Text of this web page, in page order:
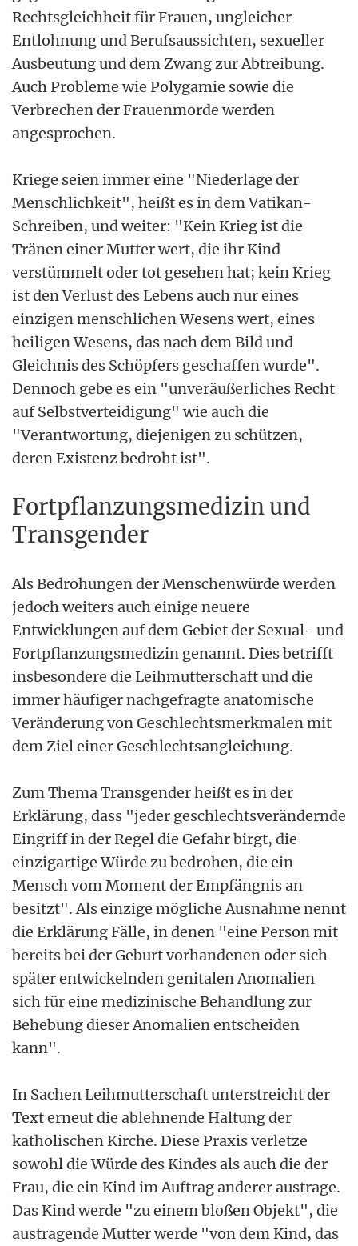
Rechtsgleichheit für Frauen, ungleicher
Entlohnung und Berufsaussichten, sexueller
Ausbeutung und dem Zwang zur Abtreibung.
Auch Probleme wie Polygamie sowie die
Verbrechen der Frauenmorde werden
angesprochen.
Kriege seien immer eine "Niederlage der
Menschlichkeit", heißt es in dem Vatikan-
Schreiben, und weiter: "Kein Krieg ist die
Tränen einer Mutter wert, die ihr Kind
verstümmelt oder tot gesehen hat; kein Krieg
ist den Verlust des Lebens auch nur eines
einzigen menschlichen Wesens wert, eines
heiligen Wesens, das nach dem Bild und
Gleichnis des Schöpfers geschaffen wurde".
Dennoch gebe es ein "unveräußerliches Recht
auf Selbstverteidigung" wie auch die
"Verantwortung, diejenigen zu schützen,
deren Existenz bedroht ist".
Fortpflanzungsmedizin und
Transgender
Als Bedrohungen der Menschenwürde werden
jedoch weiters auch einige neuere
Entwicklungen auf dem Gebiet der Sexual- und
Fortpflanzungsmedizin genannt. Dies betrifft
insbesondere die Leihmutterschaft und die
immer häufiger nachgefragte anatomische
Veränderung von Geschlechtsmerkmalen mit
dem Ziel einer Geschlechtsangleichung.
Zum Thema Transgender heißt es in der
Erklärung, dass "jeder geschlechtsverändernde
Eingriff in der Regel die Gefahr birgt, die
einzigartige Würde zu bedrohen, die ein
Mensch vom Moment der Empfängnis an
besitzt". Als einzige mögliche Ausnahme nennt
die Erklärung Fälle, in denen "eine Person mit
bereits bei der Geburt vorhandenen oder sich
später entwickelnden genitalen Anomalien
sich für eine medizinische Behandlung zur
Behebung dieser Anomalien entscheiden
kann".
In Sachen Leihmutterschaft unterstreicht der
Text erneut die ablehnende Haltung der
katholischen Kirche. Diese Praxis verletze
sowohl die Würde des Kindes als auch die der
Frau, die ein Kind im Auftrag anderer austrage.
Das Kind werde "zu einem bloßen Objekt", die
austragende Mutter werde "von dem Kind, das